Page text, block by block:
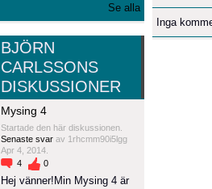
Se alla
BJÖRN
CARLSSONS
DISKUSSIONER
Mysing 4
Startade den här diskussionen.
Senaste svar av 1rhcmm90i5lgg
Apr 4, 2014.
4
0
Hej vänner!Min Mysing 4 är
Inga